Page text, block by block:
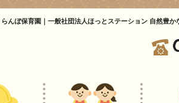
んぼ保育園｜一般社団法人ほっとステーション 自然豊か